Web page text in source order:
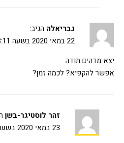
גבריאלה הגיב:
22 במאי 2020 בשעה 23:11
יצא מדהים.תודה
אפשר להקפיא? לכמה זמן?
זהר לוסטיגר-בשן
23 במאי 2020 בשעה 9:51